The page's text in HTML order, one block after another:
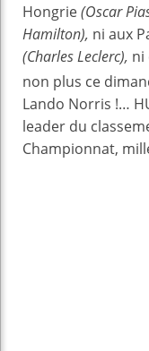
Hongrie(Oscar
Hamilton), ni aux
(Charles Leclerc), ni
non plus ce
Lando Norris !…
leader du
Championnat,